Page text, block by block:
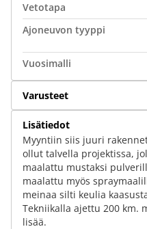
Vetotapa
Ajoneuvon tyyppi
Vuosimalli
Varusteet
Lisätiedot
Myyntiin siis juuri
ollut talvella projektissa,
maalattu mustaksi
maalattu myös
meinaa silti keulia
Tekniikalla ajettu 200 km.
lisää.